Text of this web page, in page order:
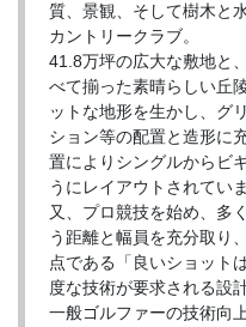
質、景観、そして樹木と
カントリークラブ。
41.8万坪の広大な敷地と
べて揃った素晴らしい丘
ットな地形を生かし、グ
ション等の配置と造形に
置によりシングルからビ
うにレイアウトされていま
又、プロ競技を始め、多
う距離と幅員を充分取り
点である「良いショット
度な技術が要求される設
一般ゴルファーの技術向